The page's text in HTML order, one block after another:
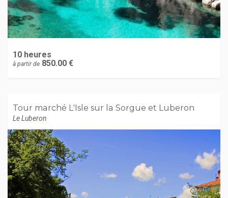
10 heures
à partir de 850.00 €
Tour marché L'Isle sur la Sorgue et Luberon
Le Luberon